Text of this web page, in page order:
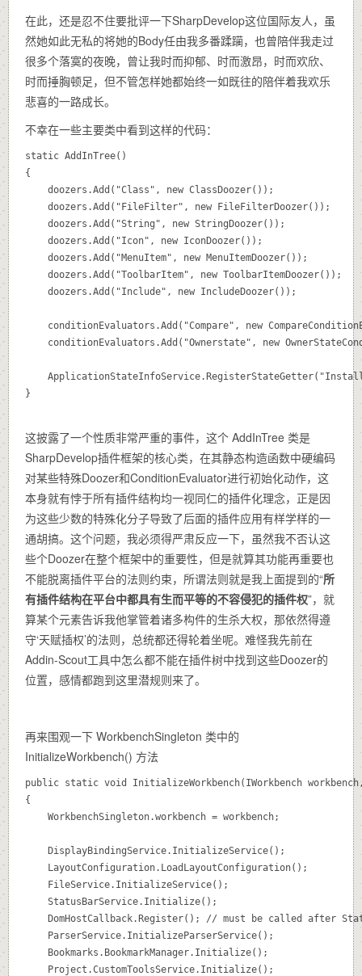
在此，还是忍不住要批评一下SharpDevelop这位国际友人，虽
然她如此无私的将她的Body任由我多番蹂躏，也曾陪伴我走过
很多个落寞的夜晚，曾让我时而抑郁、时而激昂，时而欢欣、
时而捶胸顿足，但不管怎样她都始终一如既往的陪伴着我欢乐
悲喜的一路成长。
不幸在一些主要类中看到这样的代码：
static AddInTree()
{
}
这披露了一个性质非常严重的事件，这个 AddInTree 类是
SharpDevelop插件框架的核心类，在其静态构造函数中硬编码
对某些特殊Doozer和ConditionEvaluator进行初始化动作，这
本身就有悖于所有插件结构均一视同仁的插件化理念，正是因
为这些少数的特殊化分子导致了后面的插件应用有样学样的一
通胡搞。这个问题，我必须得严肃反应一下，虽然我不否认这
些个Doozer在整个框架中的重要性，但是就算其功能再重要也
不能脱离插件平台的法则约束，所谓法则就是我上面提到的“所
有插件结构在平台中都具有生而平等的不容侵犯的插件权”，就
算某个元素告诉我他掌管着诸多构件的生杀大权，那依然得遵
守‘天赋插权’的法则，总统都还得轮着坐呢。难怪我先前在
Addin-Scout工具中怎么都不能在插件树中找到这些Doozer的
位置，感情都跑到这里潜规则来了。
再来围观一下 WorkbenchSingleton 类中的
InitializeWorkbench() 方法
public static void InitializeWorkbench(IWorkbench
{